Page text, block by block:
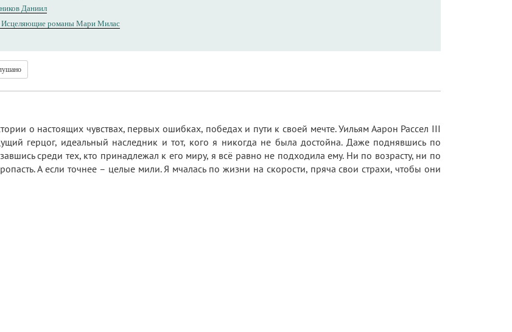
Даниил
Исцеляющие романы Мари Милас
о настоящих чувствах, первых ошибках, победах и пути к своей мечте. Уильям Аарон Рассел III
герцог, идеальный наследник и тот, кого я никогда не была достойна. Даже поднявшись по
среди тех, кто принадлежал к его миру, я всё равно не подходила ему. Ни по возрасту, ни по
А если точнее – целые мили. Я мчалась по жизни на скорости, пряча свои страхи, чтобы они